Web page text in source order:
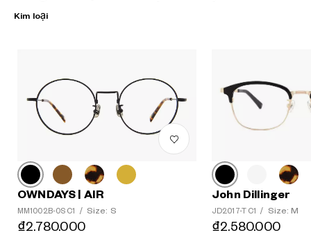
Kim loại
OWNDAYS | AIR
MM1002B-0S C1 / Size: S
₫2.780.000
John Dillinger
JD2017-T C1 / Size: M
₫2.580.000